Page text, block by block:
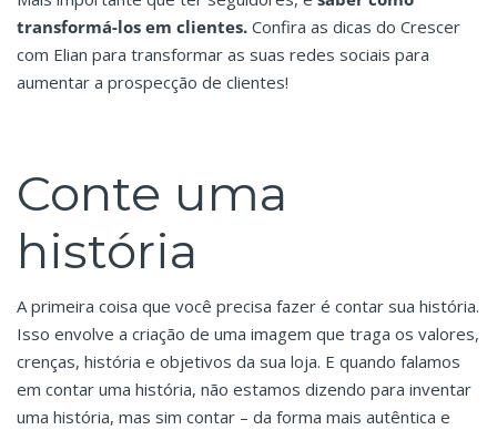
transformá-los em clientes. Confira as dicas do Crescer
com Elian para transformar as suas redes sociais para
aumentar a prospecção de clientes!
Conte uma
história
A primeira coisa que você precisa fazer é contar sua história.
Isso envolve a criação de uma imagem que traga os valores,
crenças, história e objetivos da sua loja. E quando falamos
em contar uma história, não estamos dizendo para inventar
uma história, mas sim contar – da forma mais autêntica e